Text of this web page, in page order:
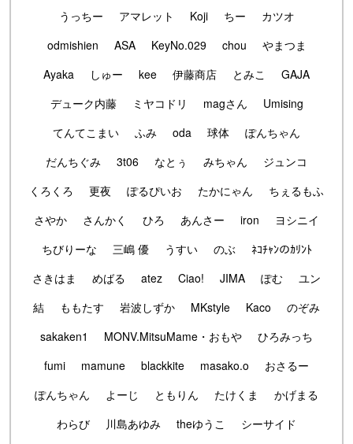
うっちー アマレット Koji ちー
カツオ
odmishien
ASA KeyNo.029 chou
やまつま
Ayaka
しゅー kee 伊藤商店 とみこ
GAJA
デューク内藤
ミヤコドリ magさん
Umising
てんてこまい
ふみ oda 球体
ぽんちゃん
だんちぐみ
3t06 なとぅ みちゃん
ジュンコ
くろくろ
更夜 ぽるぴいお たかにゃん
ちぇるもふ
さやか
さんかく ひろ あんさー iron
ヨシニイ
ちびりーな
三嶋 優 うすい のぶ
ﾈｺﾁｬﾝのｶﾘﾝﾄ
さきはま
めばる atez Ciao! JIMA ぽむ
ユン
結
ももたす 岩波しずか MKstyle Kaco
のぞみ
sakaken1
MONV.MitsuMame・おもや
ひろみっち
fumi
mamune blackkite masako.o
おさるー
ぽんちゃん
よーじ ともりん たけくま
かげまる
わらび
川島あゆみ theゆうこ
シーサイド